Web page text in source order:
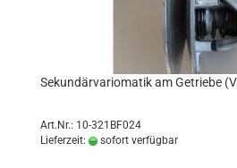
Sekundärvariomatik am Getriebe
Art.Nr.: 10-321BF024
Lieferzeit:
sofort verfügbar